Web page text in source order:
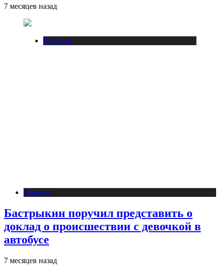
7 месяцев назад
Новости
Новости
Бастрыкин поручил представить о
доклад о происшествии с девочкой в
автобусе
7 месяцев назад